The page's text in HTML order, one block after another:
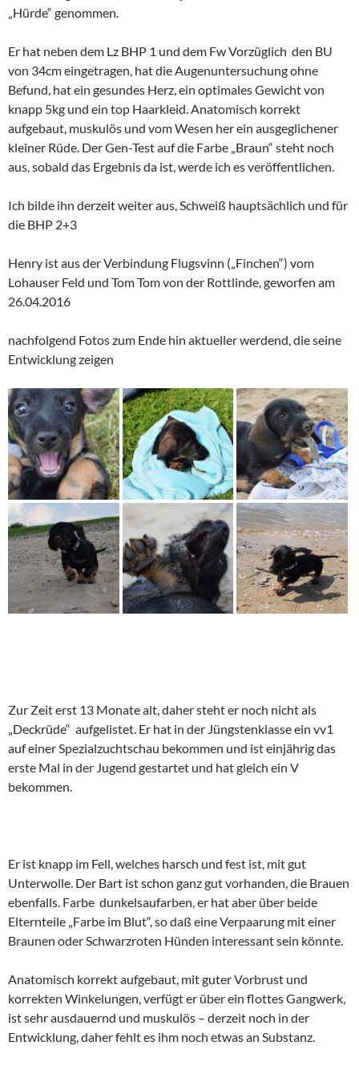
„Hürde“ genommen.
Er hat neben dem Lz BHP 1 und dem Fw Vorzüglich den BU
von 34cm eingetragen, hat die Augenuntersuchung ohne
Befund, hat ein gesundes Herz, ein optimales Gewicht von
knapp 5kg und ein top Haarkleid. Anatomisch korrekt
aufgebaut, muskulös und vom Wesen her ein ausgeglichener
kleiner Rüde. Der Gen-Test auf die Farbe „Braun“ steht noch
aus, sobald das Ergebnis da ist, werde ich es veröffentlichen.
Ich bilde ihn derzeit weiter aus, Schweiß hauptsächlich und für
die BHP 2+3
Henry ist aus der Verbindung Flugsvinn („Finchen“) vom
Lohauser Feld und Tom Tom von der Rottlinde, geworfen am
26.04.2016
nachfolgend Fotos zum Ende hin aktueller werdend, die seine
Entwicklung zeigen
Zur Zeit erst 13 Monate alt, daher steht er noch nicht als
„Deckrüde“ aufgelistet. Er hat in der Jüngstenklasse ein vv1
auf einer Spezialzuchtschau bekommen und ist einjährig das
erste Mal in der Jugend gestartet und hat gleich ein V
bekommen.
Er ist knapp im Fell, welches harsch und fest ist, mit gut
Unterwolle. Der Bart ist schon ganz gut vorhanden, die Brauen
ebenfalls. Farbe dunkelsaufarben, er hat aber über beide
Elternteile „Farbe im Blut“, so daß eine Verpaarung mit einer
Braunen oder Schwarzroten Hünden interessant sein könnte.
Anatomisch korrekt aufgebaut, mit guter Vorbrust und
korrekten Winkelungen, verfügt er über ein flottes Gangwerk,
ist sehr ausdauernd und muskulös – derzeit noch in der
Entwicklung, daher fehlt es ihm noch etwas an Substanz.